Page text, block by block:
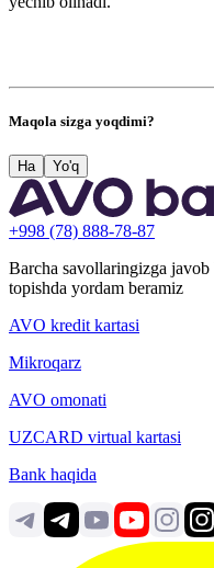
Maqola sizga yoqdimi?
Ha Yo'q
+998 (78) 888-78-87
Barcha savollaringizga
topishda yordam beramiz
AVO kredit kartasi
Mikroqarz
AVO omonati
UZCARD virtual kartasi
Bank haqida